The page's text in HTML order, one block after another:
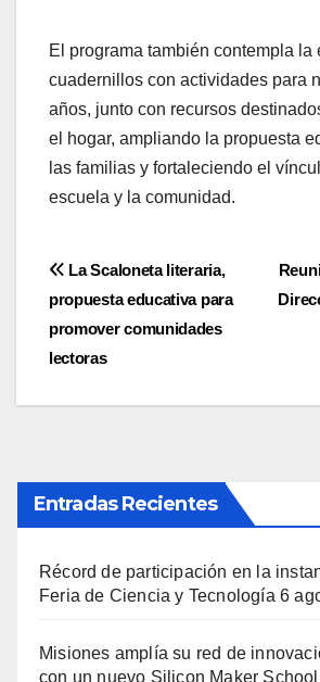
El programa también contempla la
cuadernillos con actividades para
años, junto con recursos
el hogar, ampliando la propuesta
las familias y fortaleciendo el
escuela y la comunidad.
Navegación
de
entradas
La Scaloneta literaria,
propuesta educativa para
promover comunidades
lectoras
Entradas Recientes
Récord de participación en la
Feria de Ciencia y Tecnología 6
Misiones amplía su red de
con un nuevo Silicon Maker School